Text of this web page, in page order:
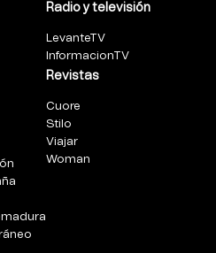
Radio y televisión
LevanteTV
InformacionTV
Revistas
Cuore
Stilo
Viajar
Woman